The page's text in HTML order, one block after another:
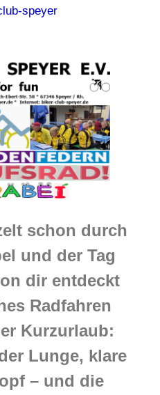
speyer
schon durch
und der Tag
dir entdeckt
Radfahren
Kurzurlaub:
Lunge, klare
– und die